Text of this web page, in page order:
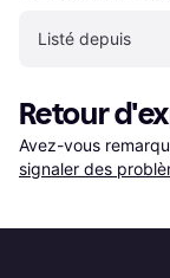
Listé depuis
Retour
Avez-vous
signaler des